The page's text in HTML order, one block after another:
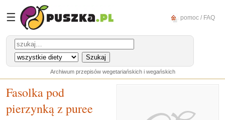
☰ pomoc / FAQ
Archiwum przepisów wegetariańskich i wegańskich
Fasolka pod
pierzynką z puree